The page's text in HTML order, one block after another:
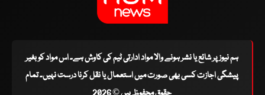
ہم نیوز پر شائع یا نشر ہونے والا مواد ادارتی ٹیم کی کاوش ہے۔ اس مواد کو بغیر
پیشگی اجازت کسی بھی صورت میں استعمال یا نقل کرنا درست نہیں۔ تمام